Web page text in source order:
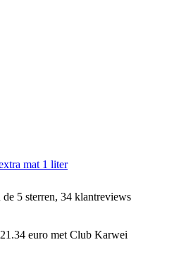
mat 1 liter
5 sterren, 34 klantreviews
euro met Club Karwei